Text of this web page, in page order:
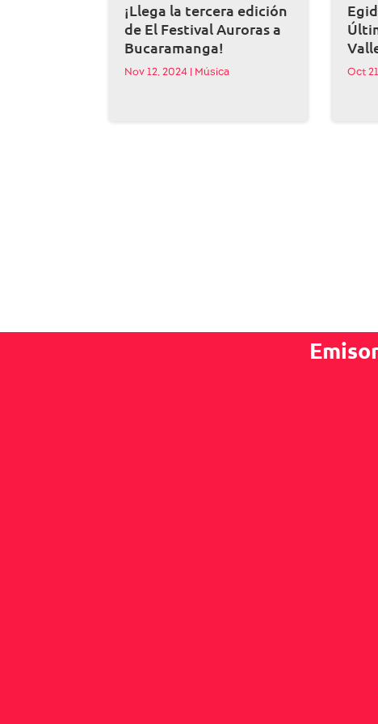
¡Llega la tercera edición
de El Festival Auroras a
Bucaramanga!
Nov 12, 2024 Música Oct